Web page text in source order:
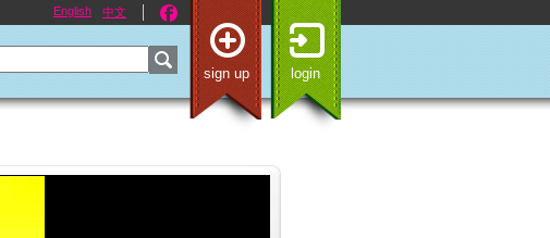
English 中文
sign up login